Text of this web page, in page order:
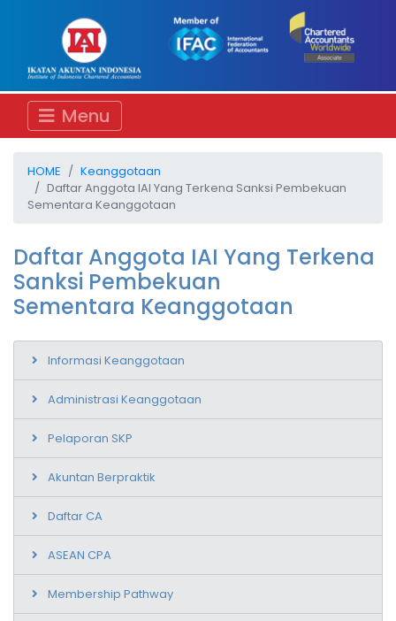
Menu
HOME
Keanggotaan
Daftar Anggota IAI Yang Terkena Sanksi Pembekuan
Sementara Keanggotaan
Daftar Anggota IAI Yang Terkena
Sanksi Pembekuan
Sementara Keanggotaan
Informasi Keanggotaan
Administrasi Keanggotaan
Pelaporan SKP
Akuntan Berpraktik
Daftar CA
ASEAN CPA
Membership Pathway